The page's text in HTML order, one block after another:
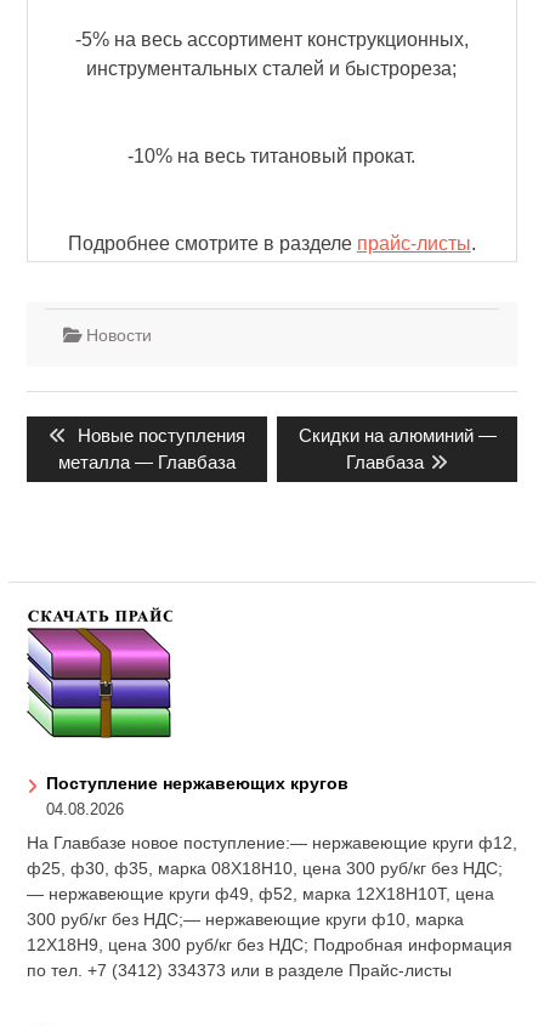
-5% на весь ассортимент конструкционных,
инструментальных сталей и быстрореза;
-10% на весь титановый прокат.
Подробнее смотрите в разделе прайс-листы.
Новости
по
записям
Предыдущая
запись:
Новые поступления
металла — Главбаза
Следующая
запись:
Скидки на алюминий —
Главбаза
Поступление нержавеющих кругов
04.08.2026
На Главбазе новое поступление:— нержавеющие круги ф12,
ф25, ф30, ф35, марка 08Х18Н10, цена 300 руб/кг без НДС;
— нержавеющие круги ф49, ф52, марка 12Х18Н10Т, цена
300 руб/кг без НДС;— нержавеющие круги ф10, марка
12Х18Н9, цена 300 руб/кг без НДС; Подробная информация
по тел. +7 (3412) 334373 или в разделе Прайс-листы